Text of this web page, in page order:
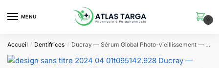
MENU
0
Accueil / Dentifrices / Ducray — Sérum Global Photo-vieillissement — Soin éclaircissant — Melascreen